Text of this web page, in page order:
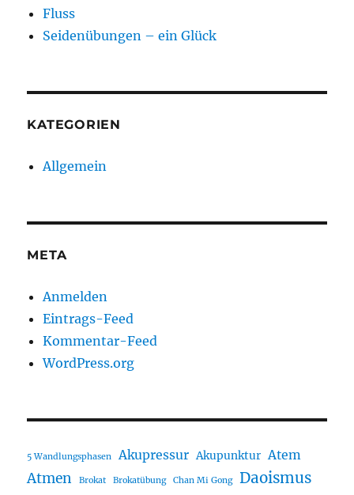
Fluss
Seidenübungen – ein Glück
KATEGORIEN
Allgemein
META
Anmelden
Eintrags-Feed
Kommentar-Feed
WordPress.org
5 Wandlungsphasen Akupressur Akupunktur Atem
Atmen Brokat Brokatübung Chan Mi Gong Daoismus